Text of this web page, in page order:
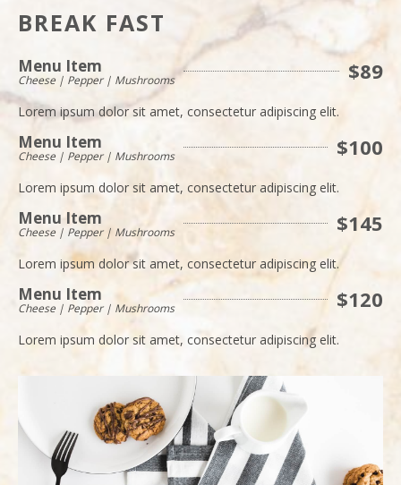
BREAK FAST
Menu Item
Cheese | Pepper | Mushrooms $89
Lorem ipsum dolor sit amet, consectetur adipiscing elit.
Menu Item
Cheese | Pepper | Mushrooms $100
Lorem ipsum dolor sit amet, consectetur adipiscing elit.
Menu Item
Cheese | Pepper | Mushrooms $145
Lorem ipsum dolor sit amet, consectetur adipiscing elit.
Menu Item
Cheese | Pepper | Mushrooms $120
Lorem ipsum dolor sit amet, consectetur adipiscing elit.